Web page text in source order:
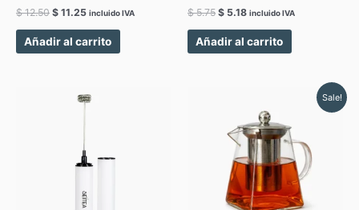
$12.50 $ 11.25 incluido IVA
Añadir al carrito
$5.75 $ 5.18 incluido IVA
Añadir al carrito
Sale!
$ 13.00.
is:
$ 11.70.